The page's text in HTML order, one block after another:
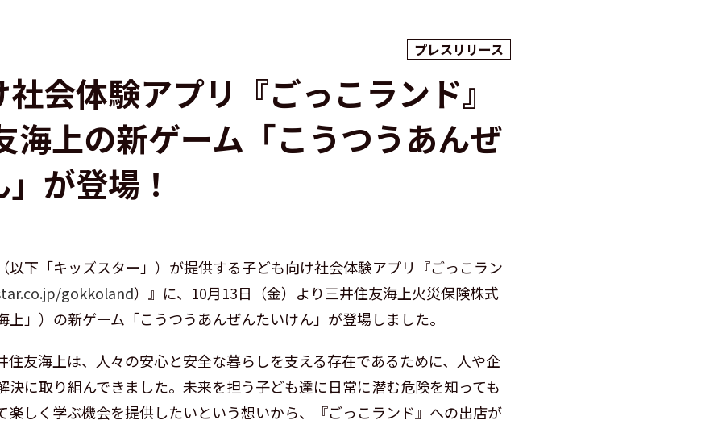
プレスリリース
会体験アプリ『ごっこランド』
海上の新ゲーム「こうつうあんぜ
が登場！
以下「キッズスター」）が提供する子ども向け社会体験アプリ『ごっこラン
gokkoland）』に、10月13日（金）より三井住友海上火災保険株式
上」）の新ゲーム「こうつうあんぜんたいけん」が登場しました。
住友海上は、人々の安心と安全な暮らしを支える存在であるために、人や企
決に取り組んできました。未来を担う子ども達に日常に潜む危険を知っても
楽しく学ぶ機会を提供したいという想いから、『ごっこランド』への出店が